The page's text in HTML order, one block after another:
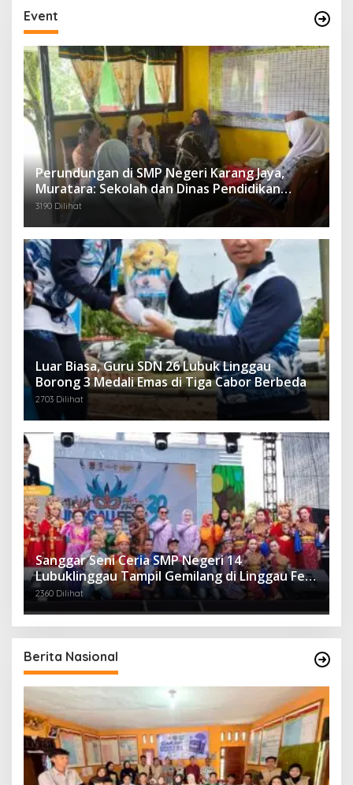
Event
Perundungan di SMP Negeri Karang Jaya,
Muratara: Sekolah dan Dinas Pendidikan
Langsung Ambil Tindakan Tegas
3190 Dilihat
Luar Biasa, Guru SDN 26 Lubuk Linggau
Borong 3 Medali Emas di Tiga Cabor Berbeda
2703 Dilihat
Sanggar Seni Ceria SMP Negeri 14
Lubuklinggau Tampil Gemilang di Linggau Fest
2025
2360 Dilihat
Berita Nasional